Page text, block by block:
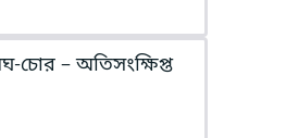
চোর – অতিসংক্ষিপ্ত